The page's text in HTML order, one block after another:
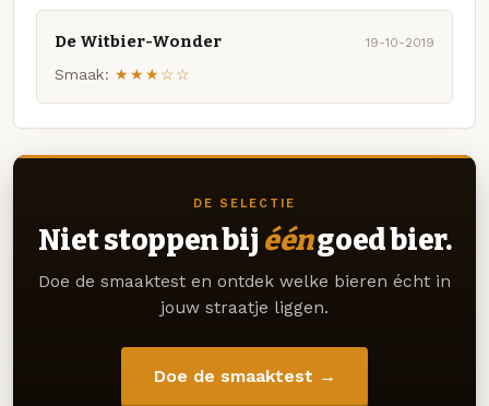
De Witbier-Wonder 19-10-2019
Smaak: ★★★☆☆
DE SELECTIE
Niet stoppen bij ééngoed bier.
Doe de smaaktest en ontdek welke bieren écht in
jouw straatje liggen.
Doe de smaaktest →